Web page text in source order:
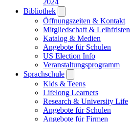
Bibliothek
submenu
Öffnungszeiten & Kontakt
Mitgliedschaft & Leihfristen
Katalog & Medien
Angebote für Schulen
US Election Info
Veranstaltungsprogramm
Sprachschule
submenu
Kids & Teens
Lifelong Learners
Research & University Life
Angebote für Schulen
Angebote für Firmen